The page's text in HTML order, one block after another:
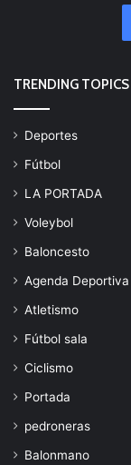
TRENDING TOPICS
Deportes
Fútbol
LA PORTADA
Voleybol
Baloncesto
Agenda Deportiva
Atletismo
Fútbol sala
Ciclismo
Portada
pedroneras
Balonmano